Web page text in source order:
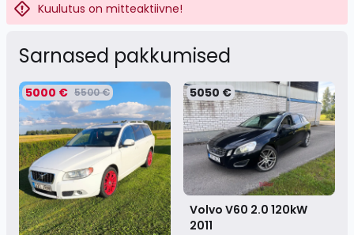
Kuulutus on mitteaktiivne!
Sarnased pakkumised
5000 € 5500 € 5050 €
Volvo V60 2.0 120kW
2011